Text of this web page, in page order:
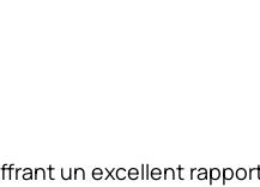
un excellent